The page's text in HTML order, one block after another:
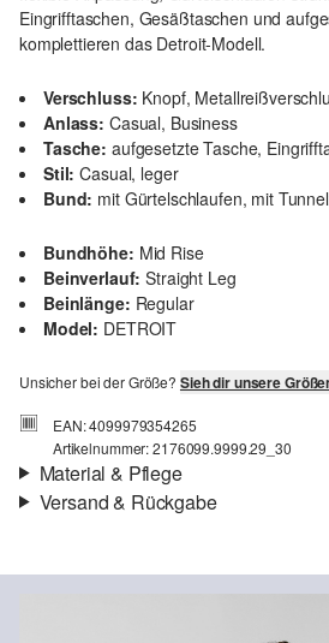
Eingrifftaschen, Gesäßtaschen und
komplettieren das Detroit-Modell.
Verschluss: Knopf,
Anlass: Casual, Business
Tasche: aufgesetzte Tasche,
Stil: Casual, leger
Bund: mit Gürtelschlaufen, mit
Bundhöhe: Mid Rise
Beinverlauf: Straight Leg
Beinlänge: Regular
Model: DETROIT
Unsicher bei der Größe? Sieh dir unsere
EAN: 4099979354265
Artikelnummer: 2176099.9999.29_30
Material & Pflege
Futter: Baumwollfutter
Versand & Rückgabe
Standardlieferung einer Bestellung in